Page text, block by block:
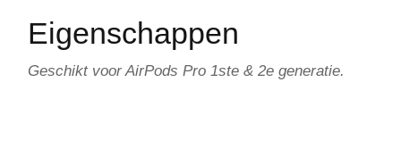
Eigenschappen
Geschikt voor AirPods Pro 1ste & 2e generatie.